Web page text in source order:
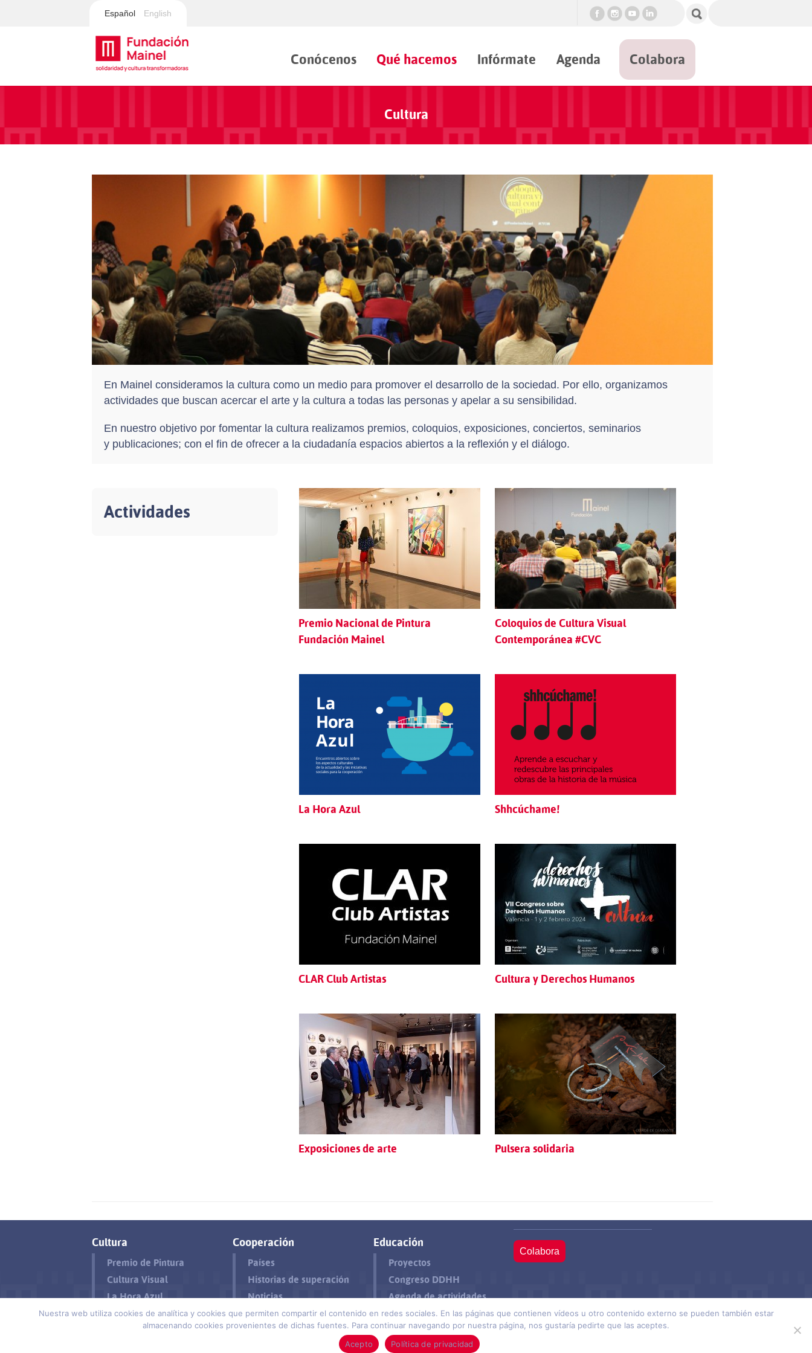
Español English
Conócenos Qué hacemos Infórmate Agenda Colabora
Cultura
En Mainel consideramos la cultura como un medio para promover el desarrollo de la sociedad. Por ello, organizamos
actividades que buscan acercar el arte y la cultura a todas las personas y apelar a su sensibilidad.
En nuestro objetivo por fomentar la cultura realizamos premios, coloquios, exposiciones, conciertos, seminarios
y publicaciones; con el fin de ofrecer a la ciudadanía espacios abiertos a la reflexión y el diálogo.
Actividades
Premio Nacional de Pintura
Fundación Mainel
Coloquios de Cultura Visual
Contemporánea #CVC
La Hora Azul Shhcúchame!
CLAR Club Artistas Cultura y Derechos Humanos
Exposiciones de arte Pulsera solidaria
Cultura
Premio de Pintura
Cultura Visual
La Hora Azul
Cooperación
Países
Historias de superación
Noticias
Educación
Proyectos
Congreso DDHH
Agenda de actividades
Colabora
Contacto Aviso legal y Política de protección de datos © 2026 Fundación Mainel · Hecho con por SocialCo
Nuestra web utiliza cookies de analítica y cookies que permiten compartir el contenido en redes sociales. En las páginas que contienen vídeos u otro contenido externo se pueden también estar
almacenando cookies provenientes de dichas fuentes. Para continuar navegando por nuestra página, nos gustaría pedirte que las aceptes.
Acepto
Política de privacidad